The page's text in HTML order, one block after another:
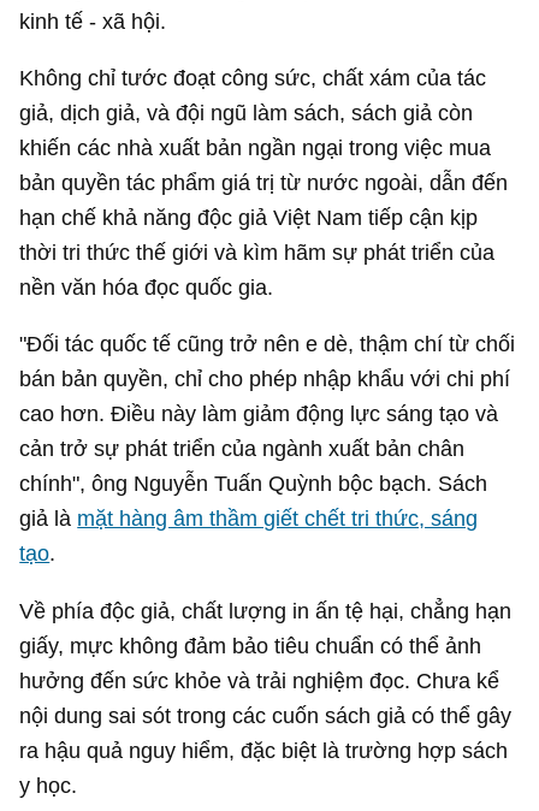
kinh tế - xã hội.
Không chỉ tước đoạt công sức, chất xám của tác
giả, dịch giả, và đội ngũ làm sách, sách giả còn
khiến các nhà xuất bản ngần ngại trong việc mua
bản quyền tác phẩm giá trị từ nước ngoài, dẫn đến
hạn chế khả năng độc giả Việt Nam tiếp cận kịp
thời tri thức thế giới và kìm hãm sự phát triển của
nền văn hóa đọc quốc gia.
"Đối tác quốc tế cũng trở nên e dè, thậm chí từ chối
bán bản quyền, chỉ cho phép nhập khẩu với chi phí
cao hơn. Điều này làm giảm động lực sáng tạo và
cản trở sự phát triển của ngành xuất bản chân
chính", ông Nguyễn Tuấn Quỳnh bộc bạch. Sách
giả là mặt hàng âm thầm giết chết tri thức, sáng
tạo.
Về phía độc giả, chất lượng in ấn tệ hại, chẳng hạn
giấy, mực không đảm bảo tiêu chuẩn có thể ảnh
hưởng đến sức khỏe và trải nghiệm đọc. Chưa kể
nội dung sai sót trong các cuốn sách giả có thể gây
ra hậu quả nguy hiểm, đặc biệt là trường hợp sách
y học.